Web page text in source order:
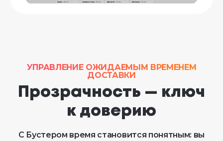
УПРАВЛЕНИЕ ОЖИДАЕМЫМ ВРЕМЕНЕМ
ДОСТАВКИ
Прозрачность — ключ
к доверию
С Бустером время становится понятным: вы